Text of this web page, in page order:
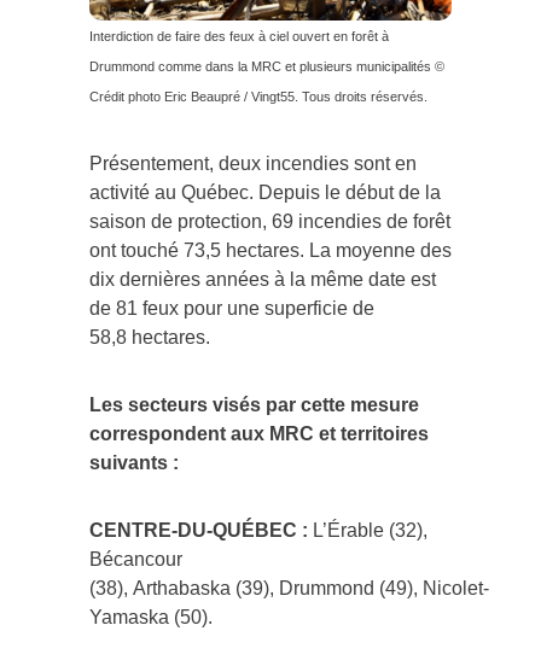
Interdiction de faire des feux à ciel ouvert en forêt à
Drummond comme dans la MRC et plusieurs municipalités ©
Crédit photo Eric Beaupré / Vingt55. Tous droits réservés.
Présentement, deux incendies sont en
activité au Québec. Depuis le début de la
saison de protection, 69 incendies de forêt
ont touché 73,5 hectares. La moyenne des
dix dernières années à la même date est
de 81 feux pour une superficie de
58,8 hectares.
Les secteurs visés par cette mesure
correspondent aux MRC et territoires
suivants :
CENTRE-DU-QUÉBEC : L’Érable (32),
Bécancour
(38), Arthabaska (39), Drummond (49), Nicolet-
Yamaska (50).